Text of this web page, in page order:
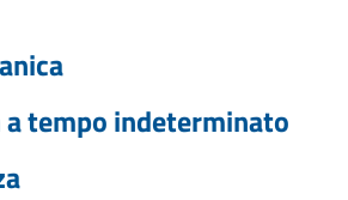
a tempo indeterminato